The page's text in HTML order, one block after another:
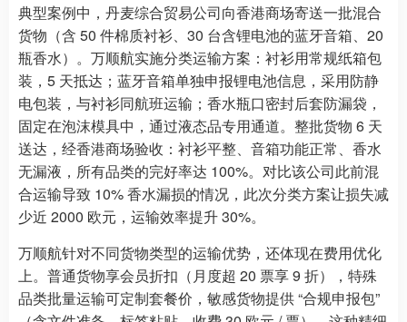
典型案例中，丹麦综合贸易公司向香港商场寄送一批混合
货物（含 50 件棉质衬衫、30 台含锂电池的蓝牙音箱、20
瓶香水）。万顺航实施分类运输方案：衬衫用常规纸箱包
装，5 天抵达；蓝牙音箱单独申报锂电池信息，采用防静
电包装，与衬衫同航班运输；香水瓶口密封后套防漏袋，
固定在泡沫模具中，通过液态品专用通道。整批货物 6 天
送达，经香港商场验收：衬衫平整、音箱功能正常、香水
无漏液，所有品类的完好率达 100%。对比该公司此前混
合运输导致 10% 香水漏损的情况，此次分类方案让损失减
少近 2000 欧元，运输效率提升 30%。
万顺航针对不同货物类型的运输优势，还体现在费用优化
上。普通货物享会员折扣（月度超 20 票享 9 折），特殊
品类批量运输可定制套餐价，敏感货物提供 “合规申报包”